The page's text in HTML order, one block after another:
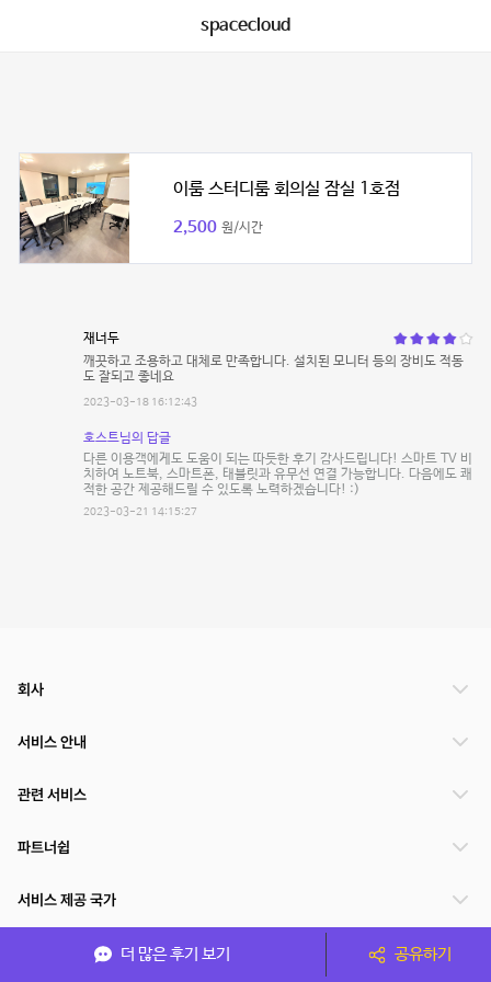
spacecloud
이룸 스터디룸 회의실 잠실 1호점
2,500 원/시간
재너두
깨끗하고 조용하고 대체로 만족합니다. 설치된 모니터 등의 장비도 적동
도 잘되고 좋네요
2023-03-18 16:12:43
호스트님의 답글
다른 이용객에게도 도움이 되는 따듯한 후기 감사드립니다! 스마트 TV 비
치하여 노트북, 스마트폰, 태블릿과 유무선 연결 가능합니다. 다음에도 쾌
적한 공간 제공해드릴 수 있도록 노력하겠습니다! :)
2023-03-21 14:15:27
더 많은 후기 보기 공유하기
회사
서비스 안내
관련 서비스
파트너쉽
서비스 제공 국가